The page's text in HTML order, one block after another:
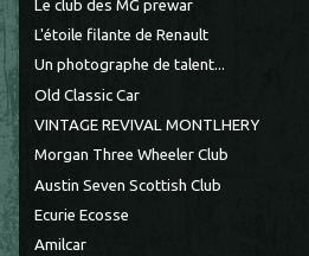
Le club des MG prewar
L'étoile filante de Renault
Un photographe de talent...
Old Classic Car
VINTAGE REVIVAL MONTLHERY
Morgan Three Wheeler Club
Austin Seven Scottish Club
Ecurie Ecosse
Amilcar